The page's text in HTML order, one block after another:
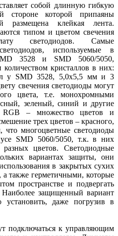
собой длинную гибкую
стороне которой припаяны
размещена клейкая лента.
типом и цветом свечения
светодиодов. Самые
используемые в
3528 и SMD 5060/5050,
кристаллов в них:
у SMD 3528, 5,0х5,5 мм и 3
свечения светодиоды могут
цвета, т.е. монохромными
зеленый, синий и другие
– множество цветов и
трех цветов – красного,
что многоцветные светодиоды
SMD 5060/5050, т.к. в них
разных цветов. Светодиодные
вариантах защиты, они
в закрытых сухих
также герметичными, которые
пространстве и подвергать
защищенный вариант
даже погрузив в
подключаться к управляющим